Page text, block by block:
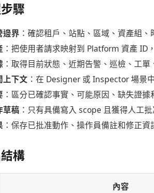
驟
邊界 ：確認租戶、站點、區域、資產組
：把使用者請求映射到 Platform 資產 ID
：取得目前狀態、近期告警、巡檢、工
上下文 ：在 Designer 或 Inspector 場景
：區分已確認事實、可能原因、缺失證據
草稿 ：只有具備寫入 scope 且獲得人工
：保存已批准動作、操作員備註和修正
構
內容